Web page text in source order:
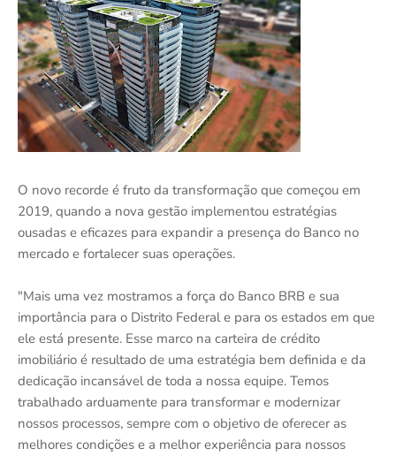
O novo recorde é fruto da transformação que começou em
2019, quando a nova gestão implementou estratégias
ousadas e eficazes para expandir a presença do Banco no
mercado e fortalecer suas operações.
"Mais uma vez mostramos a força do Banco BRB e sua
importância para o Distrito Federal e para os estados em que
ele está presente. Esse marco na carteira de crédito
imobiliário é resultado de uma estratégia bem definida e da
dedicação incansável de toda a nossa equipe. Temos
trabalhado arduamente para transformar e modernizar
nossos processos, sempre com o objetivo de oferecer as
melhores condições e a melhor experiência para nossos